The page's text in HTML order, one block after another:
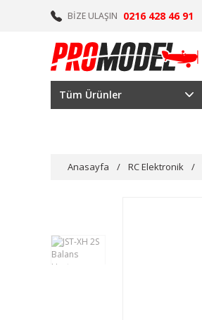
BİZE ULAŞIN 0216 428 46 91
Tüm Ürünler
Anasayfa RC Elektronik